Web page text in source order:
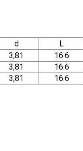
d
L
3,81
16.6
3,81
16.6
3,81 16.6